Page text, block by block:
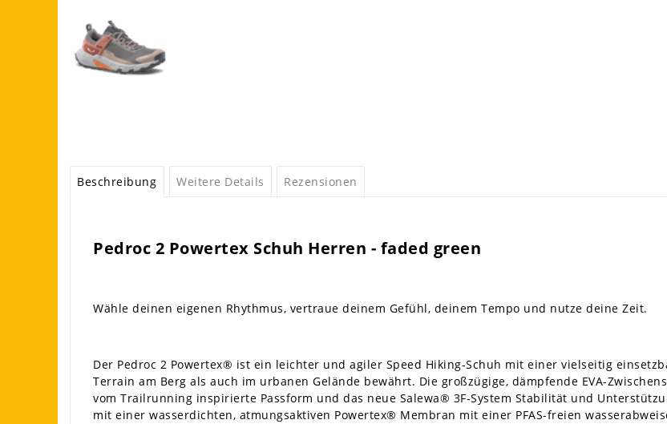
Beschreibung Weitere Details Rezensionen
Pedroc 2 Powertex Schuh Herren - faded green
Wähle deinen eigenen Rhythmus, vertraue deinem Gefühl, deinem Tempo und nutze deine Zeit.
Der Pedroc 2 Powertex® ist ein leichter und agiler Speed Hiking-Schuh mit einer vielseitig
Terrain am Berg als auch im urbanen Gelände bewährt. Die großzügige, dämpfende EVA-
vom Trailrunning inspirierte Passform und das neue Salewa® 3F-System Stabilität und
mit einer wasserdichten, atmungsaktiven Powertex® Membran mit einer PFAS-freien